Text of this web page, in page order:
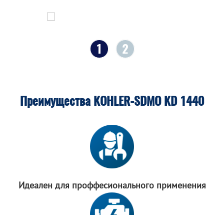
1 2
Преимущества KOHLER-SDMO KD 1440
Идеален для проффесиональногоприменения